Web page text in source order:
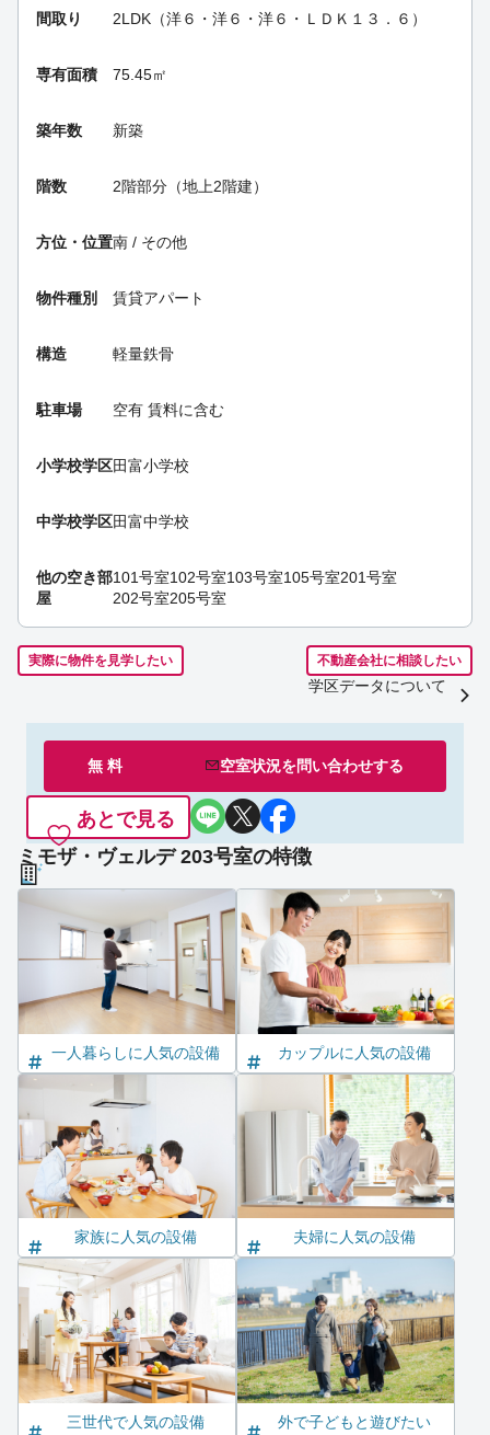
間取り 2LDK（洋６・洋６・洋６・ＬＤＫ１３．６）
専有面積 75.45㎡
築年数 新築
階数 2階部分（地上2階建）
方位・位置南 / その他
物件種別 賃貸アパート
構造 軽量鉄骨
駐車場 空有 賃料に含む
小学校学区田富小学校
中学校学区田富中学校
他の空き部
屋
101号室102号室103号室105号室201号室
202号室205号室
実際に物件を見学したい 不動産会社に相談したい
学区データについて
無 料 空室状況を問い合わせする
あとで見る
ミモザ・ヴェルデ 203号室の特徴
一人暮らしに人気の設備 カップルに人気の設備
家族に人気の設備 夫婦に人気の設備
三世代で人気の設備 外で子どもと遊びたい